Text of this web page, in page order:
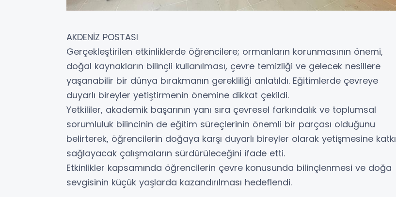
AKDENİZ POSTASI
Gerçekleştirilen etkinliklerde öğrencilere; ormanların korunmasının önemi,
doğal kaynakların bilinçli kullanılması, çevre temizliği ve gelecek nesillere
yaşanabilir bir dünya bırakmanın gerekliliği anlatıldı. Eğitimlerde çevreye
duyarlı bireyler yetiştirmenin önemine dikkat çekildi.
Yetkililer, akademik başarının yanı sıra çevresel farkındalık ve toplumsal
sorumluluk bilincinin de eğitim süreçlerinin önemli bir parçası olduğunu
belirterek, öğrencilerin doğaya karşı duyarlı bireyler olarak yetişmesine katkı
sağlayacak çalışmaların sürdürüleceğini ifade etti.
Etkinlikler kapsamında öğrencilerin çevre konusunda bilinçlenmesi ve doğa
sevgisinin küçük yaşlarda kazandırılması hedeflendi.